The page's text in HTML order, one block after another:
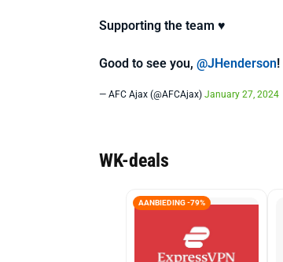
Supporting the team ♥️
Good to see you, @JHenderson!
— AFC Ajax (@AFCAjax) January 27, 2024
WK-deals
AANBIEDING -79%